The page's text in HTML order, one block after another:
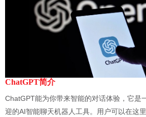
ChatGPT简介
ChatGPT能为你带来智能的对话体验，它是
迎的AI智能聊天机器人工具。用户可以在这